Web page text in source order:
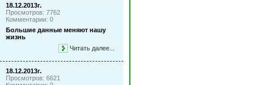
18.12.2013г.
Просмотров: 7762
Комментарии: 0
Большие данные меняют нашу
жизнь
Читать далее...
18.12.2013г.
Просмотров: 6621